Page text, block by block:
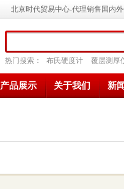
热门搜索： 布氏硬度计 覆层测厚
产品展示 关于我们 新
北京时代贸易中心-代理销售国内